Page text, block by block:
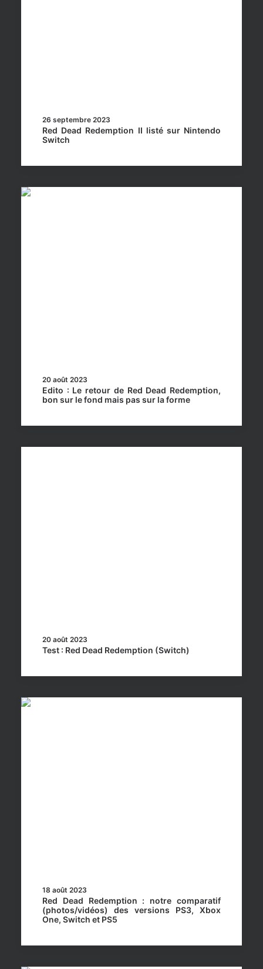
26 septembre 2023
Red Dead Redemption II listé sur Nintendo
Switch
20 août 2023
Edito : Le retour de Red Dead Redemption,
bon sur le fond mais pas sur la forme
20 août 2023
Test : Red Dead Redemption (Switch)
18 août 2023
Red Dead Redemption : notre comparatif
(photos/vidéos) des versions PS3, Xbox
One, Switch et PS5